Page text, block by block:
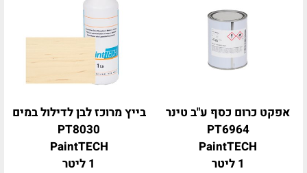
אפקט כרום כסף ע"ב טינר
PT6964
PaintTECH
1 ליטר
בייץ מרוכז לבן לדילול במים
PT8030
PaintTECH
1 ליטר